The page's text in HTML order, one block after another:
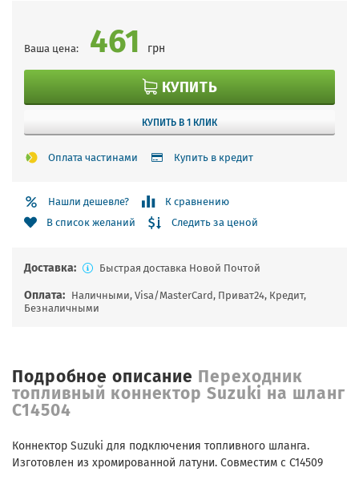
Ваша цена: 461 грн
КУПИТЬ
КУПИТЬ В 1 КЛИК
Оплата частинами Купить в кредит
Нашли дешевле?
К сравнению
В список желаний
Следить за ценой
Доставка: Быстрая доставка Новой Почтой
Оплата: Наличными, Visa/MasterCard, Приват24, Кредит,
Безналичными
Подробное описание Переходник
топливный коннектор Suzuki на шланг
C14504
Коннектор Suzuki для подключения топливного шланга.
Изготовлен из хромированной латуни. Совместим с C14509